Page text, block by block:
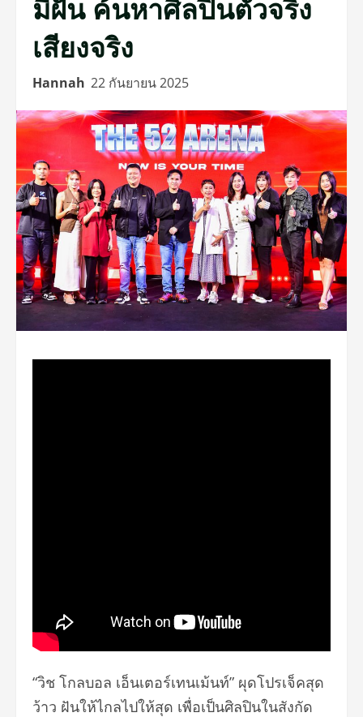
เสียงจริง
Hannah 22 กันยายน 2025
“วิช โกลบอล เอ็นเตอร์เทนเม้นท์” ผุดโปรเจ็คสุด
ว้าว ฝันให้ไกลไปให้สุด เพื่อเป็นศิลปินในสังกัด